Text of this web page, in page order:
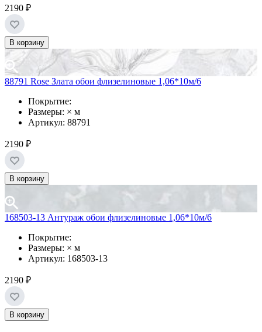
2190 ₽
В корзину
88791 Rose Злата обои флизелиновые 1,06*10м/6
Покрытие:
Размеры: × м
Артикул: 88791
2190 ₽
В корзину
168503-13 Антураж обои флизелиновые 1,06*10м/6
Покрытие:
Размеры: × м
Артикул: 168503-13
2190 ₽
В корзину